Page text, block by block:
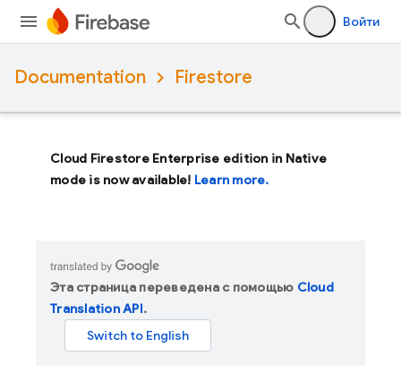
Войти
Documentation Firestore
Cloud Firestore Enterprise edition in Native
mode is now available! Learn more.
Эта страница переведена с помощью Cloud
Translation API.